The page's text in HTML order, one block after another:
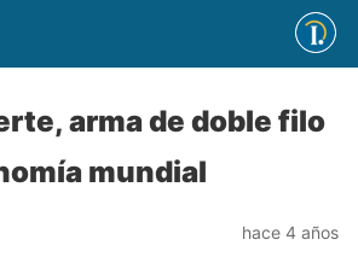
arma de doble filo
mundial
hace 4 años